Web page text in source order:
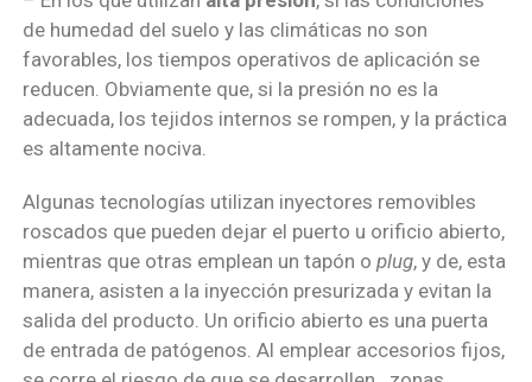
de humedad del suelo y las climáticas no son
favorables, los tiempos operativos de aplicación se
reducen. Obviamente que, si la presión no es la
adecuada, los tejidos internos se rompen, y la práctica
es altamente nociva.
Algunas tecnologías utilizan inyectores removibles
roscados que pueden dejar el puerto u orificio abierto,
mientras que otras emplean un tapón o plug, y de, esta
manera, asisten a la inyección presurizada y evitan la
salida del producto. Un orificio abierto es una puerta
de entrada de patógenos. Al emplear accesorios fijos,